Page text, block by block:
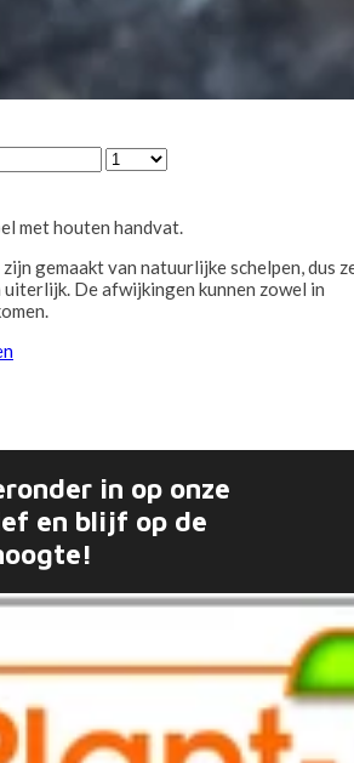
met houten handvat.
gemaakt van natuurlijke schelpen, dus
De afwijkingen kunnen zowel in
in op onze
en blijf op de